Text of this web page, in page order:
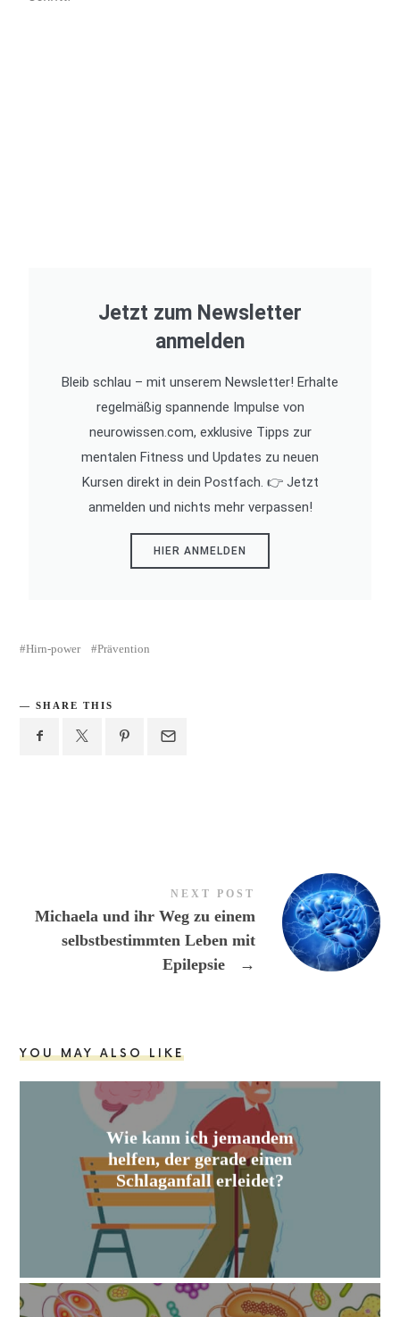
Jetzt zum Newsletter
anmelden
Bleib schlau – mit unserem Newsletter! Erhalte
regelmäßig spannende Impulse von
neurowissen.com, exklusive Tipps zur
mentalen Fitness und Updates zu neuen
Kursen direkt in dein Postfach. 👉 Jetzt
anmelden und nichts mehr verpassen!
HIER ANMELDEN
Hirn-power Prävention
SHARE THIS
NEXT POST
Michaela und ihr Weg zu einem
selbstbestimmten Leben mit
Epilepsie
→
YOU MAY ALSO LIKE
Wie kann ich jemandem
helfen, der gerade einen
Schlaganfall erleidet?